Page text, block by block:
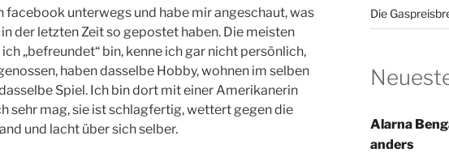
facebook unterwegs und habe mir angeschaut, was
in der letzten Zeit so gepostet haben. Die meisten
„befreundet“ bin, kenne ich gar nicht persönlich,
haben dasselbe Hobby, wohnen im selben
Spiel. Ich bin dort mit einer Amerikanerin
sehr mag, sie ist schlagfertig, wettert gegen die
und lacht über sich selber.
Die
Alarna
anders